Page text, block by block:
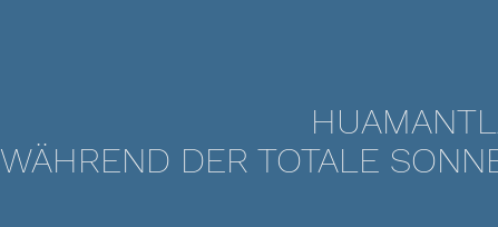
WÄHREND DER TOTALE